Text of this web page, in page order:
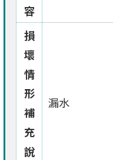
容
損
壞
情
形
補
充
說
漏水